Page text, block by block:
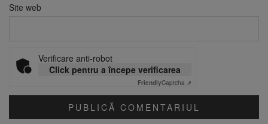
Site web
Verificare anti-robot
Click pentru a începe verificarea
FriendlyCaptcha ⇗